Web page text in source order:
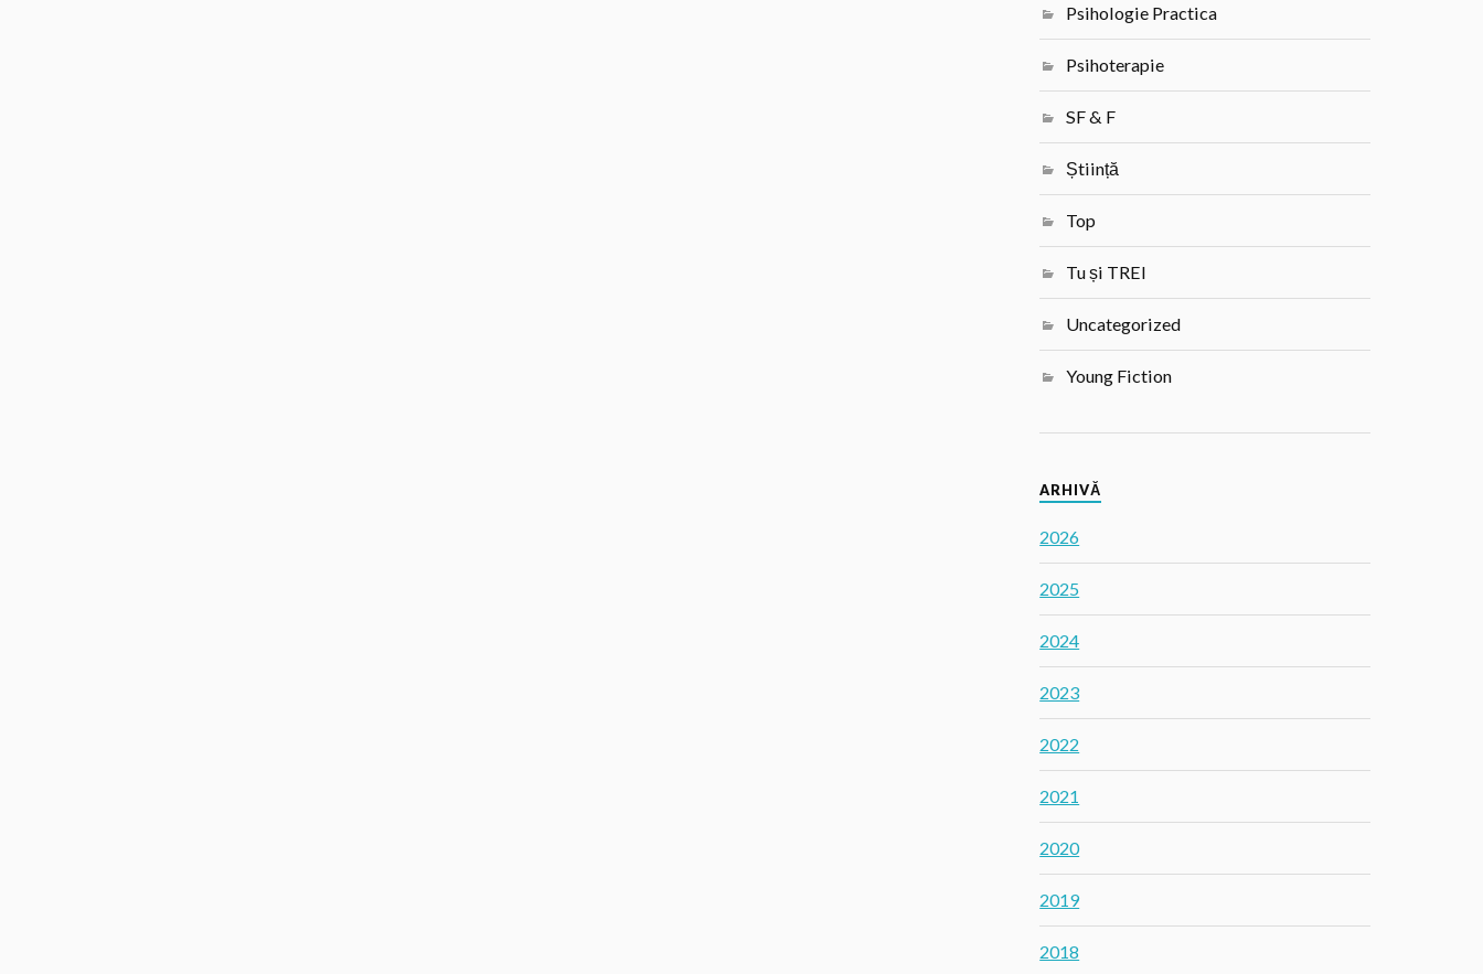
Psihologie Practica
Psihoterapie
SF & F
Știință
Top
Tu și TREI
Uncategorized
Young Fiction
ARHIVĂ
2026
2025
2024
2023
2022
2021
2020
2019
2018